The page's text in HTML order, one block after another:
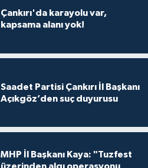
Çankırı'da karayolu var,
kapsama alanı yok!
Saadet Partisi Çankırı İl Başkanı
Açıkgöz’den suç duyurusu
MHP İl Başkanı Kaya: "Tuzfest